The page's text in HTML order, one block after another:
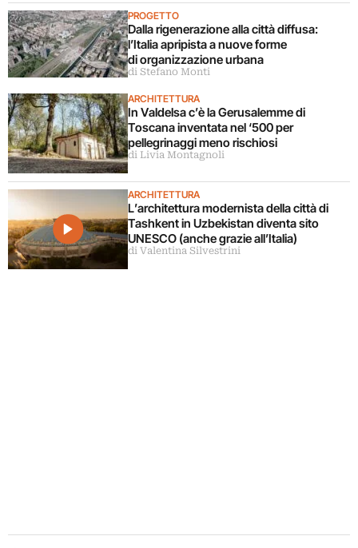
PROGETTO
Dalla rigenerazione alla città diffusa:
l’Italia apripista a nuove forme
di organizzazione urbana
di Stefano Monti
ARCHITETTURA
In Valdelsa c’è la Gerusalemme di
Toscana inventata nel ‘500 per
pellegrinaggi meno rischiosi
di Livia Montagnoli
ARCHITETTURA
L’architettura modernista della città di
Tashkent in Uzbekistan diventa sito
UNESCO (anche grazie all’Italia)
di Valentina Silvestrini